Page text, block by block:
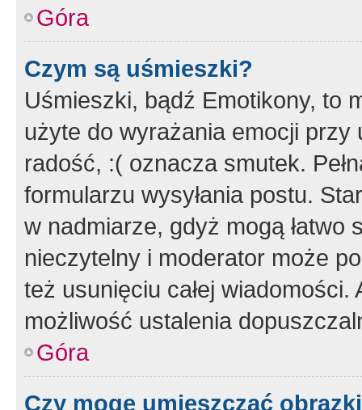
Góra
Czym są uśmieszki?
Uśmieszki, bądź Emotikony, to
użyte do wyrażania emocji
radość, :( oznacza smutek.
formularzu wysyłania postu.
w nadmiarze, gdyż mogą
nieczytelny i moderator może
też usunięciu całej
możliwość ustalenia
Góra
Czy mogę umieszczać